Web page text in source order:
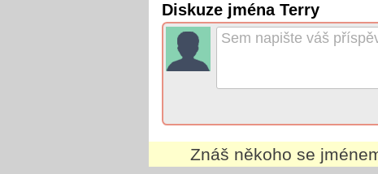
Diskuze jména Terry
Znáš někoho se